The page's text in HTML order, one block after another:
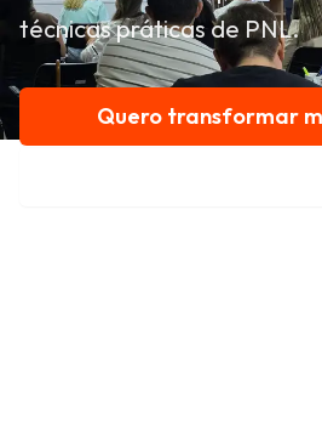
técnicas práticas de PNL.
Quero transformar